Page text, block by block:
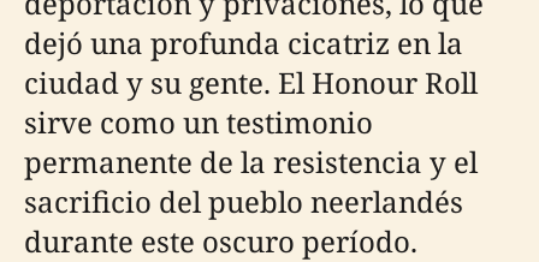
dejó una profunda cicatriz en la
ciudad y su gente. El Honour Roll
sirve como un testimonio
permanente de la resistencia y el
sacrificio del pueblo neerlandés
durante este oscuro período.